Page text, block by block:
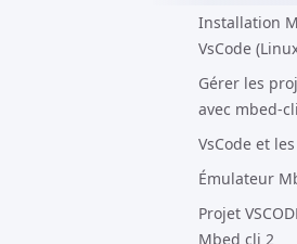
Installation
VsCode
Gérer les
avec mbed-cli
VsCode et
Émulateur
Projet
Mbed cli 2